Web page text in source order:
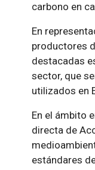
carbono en
En
productores
destacadas
sector, que
utilizados en
En el ámbito
directa de
estándares